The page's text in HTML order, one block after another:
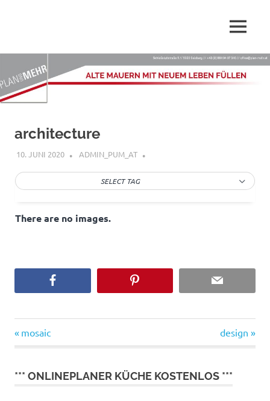
Inhalt
springen
Mehr.at
–
Alte
Mauern
mit
neuem
füllen
PLAN
und
MEHR
GmbH
sind
rund
Planen,
Renovieren,
Sanieren
MENÜ
architecture
10. JUNI 2020 ADMIN_PUM_AT
SELECT TAG
There are no images.
Beitragsnavigation
Vorheriger
Beitrag:
mosaic
Nächster
Beitrag:
design
*** ONLINEPLANER KÜCHE KOSTENLOS ***